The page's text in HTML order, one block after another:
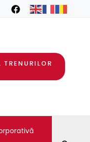
TRENURILOR